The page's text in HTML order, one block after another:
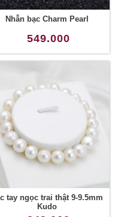
Nhẫn bạc Charm Pearl
549.000
tay ngọc trai thật 9-9.5mm
Kudo